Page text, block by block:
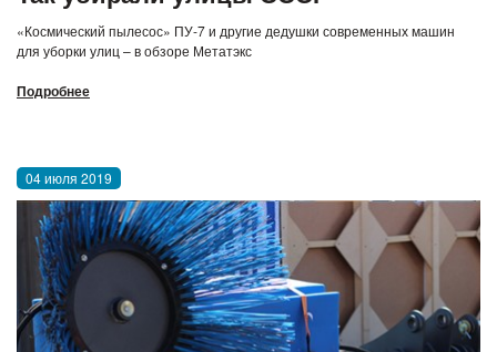
«Космический пылесос» ПУ-7 и другие дедушки современных машин
для уборки улиц – в обзоре Метатэкс
Подробнее
04 июля 2019